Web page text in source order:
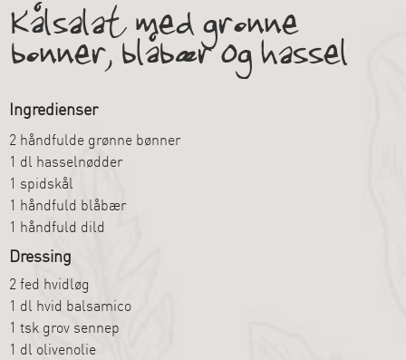
Kålsalat med grønne
bønner, blåbær og hassel
Ingredienser
2 håndfulde grønne bønner
1 dl hasselnødder
1 spidskål
1 håndfuld blåbær
1 håndfuld dild
Dressing
2 fed hvidløg
1 dl hvid balsamico
1 tsk grov sennep
1 dl olivenolie